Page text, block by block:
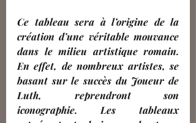
Ce tableau sera à l’origine de la
création d’une véritable mouvance
dans le milieu artistique romain.
En effet, de nombreux artistes, se
basant sur le succès du Joueur de
Luth, reprendront son
iconographie. Les tableaux